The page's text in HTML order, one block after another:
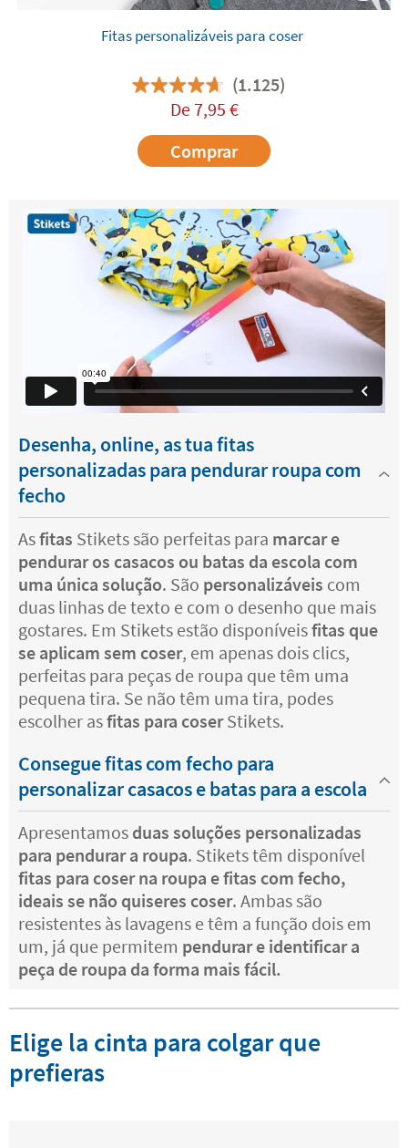
Fitas personalizáveis para coser
(1.125)
De7,95 €
Comprar
Desenha, online, as tua fitas
personalizadas para pendurar roupa com
fecho
Asfitas Stikets são perfeitas para marcar e
pendurar os casacos ou batas da escola com
uma única solução. São personalizáveis com
duas linhas de texto e com o desenho que mais
gostares. Em Stikets estão disponíveisfitas que
se aplicam sem coser, em apenas dois clics,
perfeitas para peças de roupa que têm uma
pequena tira. Se não têm uma tira, podes
escolher asfitas para coserStikets.
Consegue fitas com fecho para
personalizar casacos e batas para a escola
Apresentamos duas soluções personalizadas
para pendurar a roupa. Stikets têm disponível
fitas para coser na roupa e fitas com fecho,
ideais se não quiseres coser. Ambas são
resistentes às lavagens e têm a função dois em
um, já que permitem pendurar e identificar a
peça de roupa da forma mais fácil.
Elige la cinta para colgar que
prefieras